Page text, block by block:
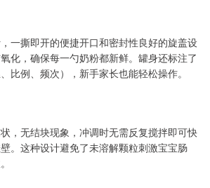
一撕即开的便捷开口和密封性良好的旋盖设
化，确保每一勺奶粉都新鲜。罐身还标注了
比例、频次），新手家长也能轻松操作。
，无结块现象，冲调时无需反复搅拌即可快
。这种设计避免了未溶解颗粒刺激宝宝肠